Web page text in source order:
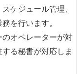
ケジュール管理、
を行います。
オペレーターが対
る秘書が対応しま